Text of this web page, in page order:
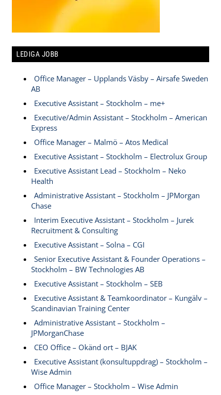
LEDIGA JOBB
Office Manager – Upplands Väsby – Airsafe Sweden
AB
Executive Assistant – Stockholm – me+
Executive/Admin Assistant – Stockholm – American
Express
Office Manager – Malmö – Atos Medical
Executive Assistant – Stockholm – Electrolux Group
Executive Assistant Lead – Stockholm – Neko
Health
Administrative Assistant – Stockholm – JPMorgan
Chase
Interim Executive Assistant – Stockholm – Jurek
Recruitment & Consulting
Executive Assistant – Solna – CGI
Senior Executive Assistant & Founder Operations –
Stockholm – BW Technologies AB
Executive Assistant – Stockholm – SEB
Executive Assistant & Teamkoordinator – Kungälv –
Scandinavian Training Center
Administrative Assistant – Stockholm –
JPMorganChase
CEO Office – Okänd ort – BJAK
Executive Assistant (konsultuppdrag) – Stockholm –
Wise Admin
Office Manager – Stockholm – Wise Admin